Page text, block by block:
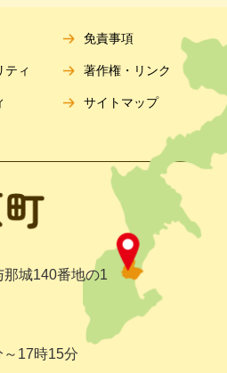
城140番地の1
～17時15分
免責事項
ティ 著作権・リンク
サイトマップ